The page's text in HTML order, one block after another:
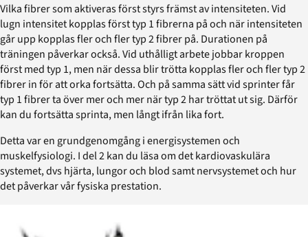
Vilka fibrer som aktiveras först styrs främst av intensiteten. Vid
lugn intensitet kopplas först typ 1 fibrerna på och när intensiteten
går upp kopplas fler och fler typ 2 fibrer på. Durationen på
träningen påverkar också. Vid uthålligt arbete jobbar kroppen
först med typ 1, men när dessa blir trötta kopplas fler och fler typ 2
fibrer in för att orka fortsätta. Och på samma sätt vid sprinter får
typ 1 fibrer ta över mer och mer när typ 2 har tröttat ut sig. Därför
kan du fortsätta sprinta, men långt ifrån lika fort.
Detta var en grundgenomgång i energisystemen och
muskelfysiologi. I del 2 kan du läsa om det kardiovaskulära
systemet, dvs hjärta, lungor och blod samt nervsystemet och hur
det påverkar vår fysiska prestation.